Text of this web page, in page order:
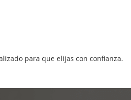
para que elijas con confianza.